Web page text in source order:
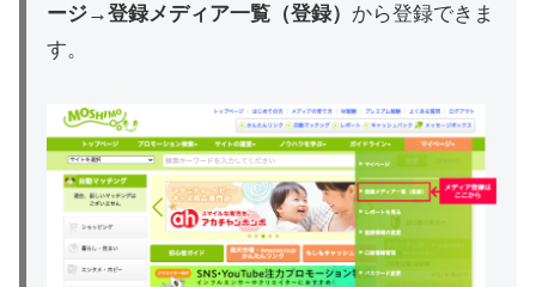
ージ→登録メディア一覧（登録） から登録できま
す。